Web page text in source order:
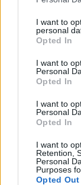
not limited to
grant or deny
use your data
consent section.
I want to
personal
Opted In
I want to
Personal
Opted In
I want to
Personal
Opted In
I want to
Retention,
Personal
Purposes
Opted Out